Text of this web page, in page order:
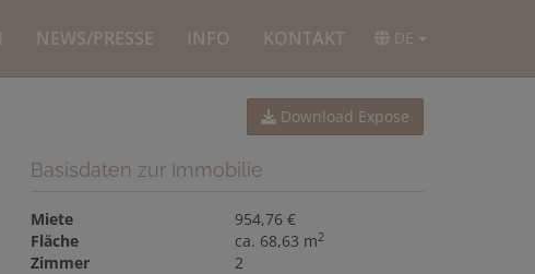
NEWS/PRESSE INFO KONTAKT DE
Download Expose
Basisdaten zur Immobilie
Miete
954,76 €
Fläche
ca. 68,63 m2
Zimmer 2